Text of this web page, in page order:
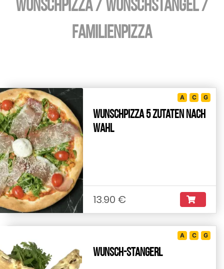
Wunschpizza / Wunschstangel /
Familienpizza
Wunschpizza 5 Zutaten nach
Wahl
A C G
13.90 €
Wunsch-Stangerl
A C G